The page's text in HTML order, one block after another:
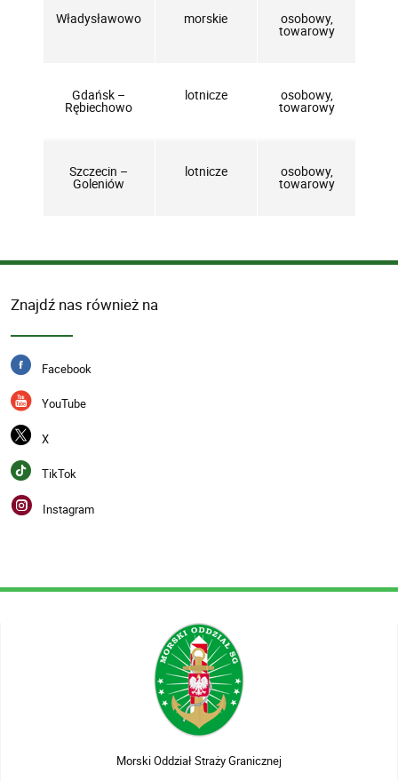
Władysławowo morskie osobowy,
towarowy
Gdańsk –
Rębiechowo
lotnicze osobowy,
towarowy
Szczecin –
Goleniów
lotnicze osobowy,
towarowy
Znajdź nas również na
Facebook
YouTube
X
TikTok
Instagram
Morski Oddział Straży Granicznej